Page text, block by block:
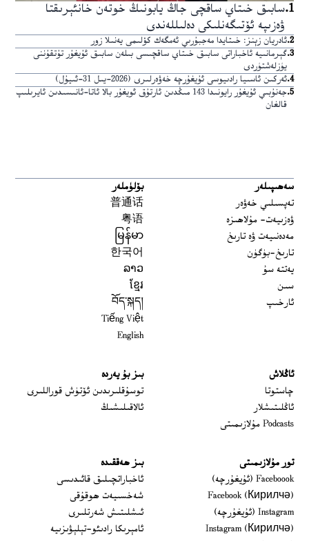
1
.سابىق خىتاي ساقچى جاڭ يابونىڭ خوتەن خانئېرىقتا
ۋەزىپە ئۆتىگەنلىكى دەلىللەندى
2
.ئادريان زېنز: خىتايدا مەجبۇرىي ئەمگەك كۆلىمى يەنىلا زور
3
.گېرمانىيە ئاخباراتى سابىق خىتاي ساقچىسى بىلەن سابىق ئۇيغۇر تۇتقۇننى
يۈزلەشتۈردى
4
.ئەركىن ئاسىيا رادىيوسى ئۇيغۇرچە خەۋەرلىرى (2026-يىل 31-ئىيۇل)
5
.
جەنۇبىي ئۇيغۇر رايونىدا 143 مىڭدىن ئارتۇق ئويغۇر بالا ئاتا-ئانىسىدىن ئايرىلىپ
قالغان
سەھىپىلەر
تەپسىلىي خەۋەر
ۋەزىيەت- مۇلاھىزە
مەدەنىيەت ۋە تارىخ
تارىخ-بۈگۈن
يەتتە سۇ
سىن
ئارخىپ
بۆلۈملەر
普通话
粤语
မြန်မာ
한국어
ລາວ
ខ្មែរ
བོད་སྐད།
Tiếng Việt
English
ئاڭلاش
چاستوتا
ئاڭلىتىشلار
Podcasts مۇلازىمىتى
بىز بۇ يەردە
توسۇقلىرىدىن ئۆتۈش قوراللىرى
ئالاقىلىشىڭ
تور مۇلازىمىتى
Faceboook (ئۇيغۇرچە)
Opens in new window
Facebook (Кирилчә)
Opens in new window
Instagram (ئۇيغۇرچە)
Opens in new window
Instagram (Кирилчә)
Opens in new window
بىز ھەققىدە
ئاخباراتچىلىق قائىدىسى
شەخسىيەت ھوقۇقى
ئىشلىتىش شەرتلىرى
ئامېرىكا رادىئو-تېلېۋىزىيە